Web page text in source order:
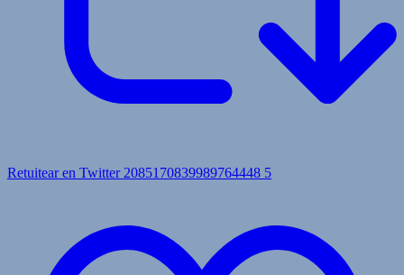
Retuitear en Twitter 2085170839989764448 5